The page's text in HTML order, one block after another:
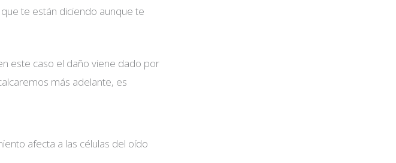
te están diciendo aunque te
este caso el daño viene dado por
más adelante, es
afecta a las células del oído